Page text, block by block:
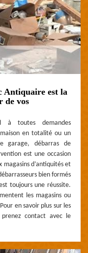
Antiquaire est la
de vos
à toutes demandes
en totalité ou un
garage, débarras de
est une occasion
magasins d’antiquités et
bien formés
toujours une réussite.
les magasins ou
en savoir plus sur les
contact avec le